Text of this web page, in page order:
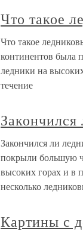
Что такое
Что такое
континентов была
ледники на
течение
Закончился ли
покрыли большую
высоких горах и в
несколько
Картины с